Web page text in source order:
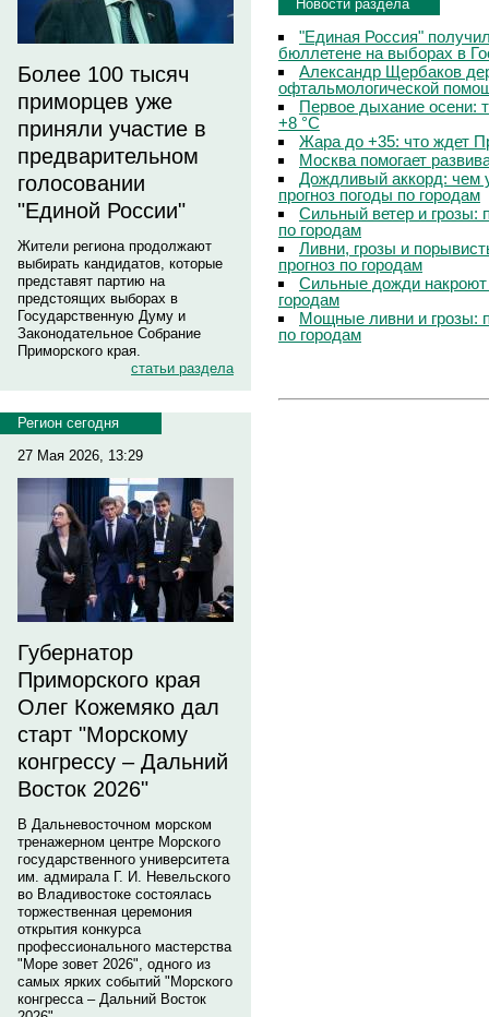
Более 100 тысяч
приморцев уже
приняли участие в
предварительном
голосовании
"Единой России"
Жители региона продолжают
выбирать кандидатов, которые
представят партию на
предстоящих выборах в
Государственную Думу и
Законодательное Собрание
Приморского края.
статьи раздела
Регион сегодня
27 Мая 2026, 13:29
Губернатор
Приморского края
Олег Кожемяко дал
старт "Морскому
конгрессу – Дальний
Восток 2026"
В Дальневосточном морском
тренажерном центре Морского
государственного университета
им. адмирала Г. И. Невельского
во Владивостоке состоялась
торжественная церемония
открытия конкурса
профессионального мастерства
"Море зовет 2026", одного из
самых ярких событий "Морского
конгресса – Дальний Восток
Новости раздела
"Единая Россия"
бюллетене на выборах в
Александр Щербаков
офтальмологической
Первое дыхание осени:
+8 °C
Жара до +35: что ждет
Москва помогает
Дождливый аккорд: чем
прогноз погоды по городам
Сильный ветер и грозы:
по городам
Ливни, грозы и
прогноз по городам
Сильные дожди
городам
Мощные ливни и грозы:
по городам